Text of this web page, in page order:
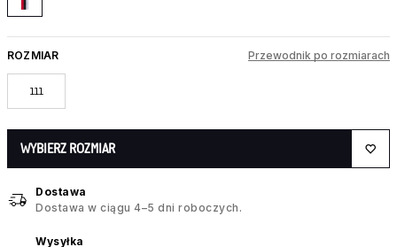
ROZMIAR Przewodnik po rozmiarach
111
WYBIERZ ROZMIAR
Dostawa
Dostawa w ciągu 4–5 dni roboczych.
Wysyłka